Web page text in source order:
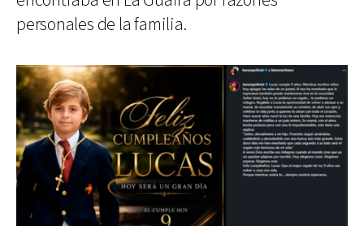
personales de la familia.